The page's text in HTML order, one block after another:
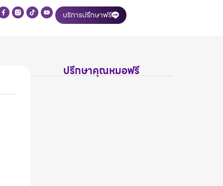
บริการปรึกษาฟรี
ปรึกษาคุณหมอฟรี